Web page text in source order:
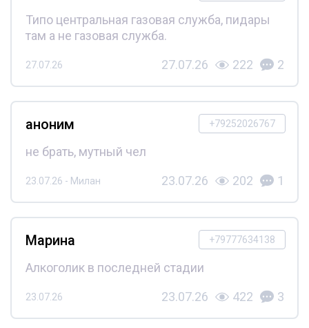
Типо центральная газовая служба, пидары
там а не газовая служба.
27.07.26 27.07.26 222 2
+79252026767
аноним
не брать, мутный чел
23.07.26 - Милан 23.07.26 202 1
+79777634138
Марина
Алкоголик в последней стадии
23.07.26 23.07.26 422 3